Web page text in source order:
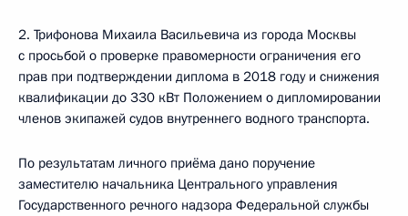
2. Трифонова Михаила Васильевича из города Москвы
с просьбой о проверке правомерности ограничения его
прав при подтверждении диплома в 2018 году и снижения
квалификации до 330 кВт Положением о дипломировании
членов экипажей судов внутреннего водного транспорта.
По результатам личного приёма дано поручение
заместителю начальника Центрального управления
Государственного речного надзора Федеральной службы